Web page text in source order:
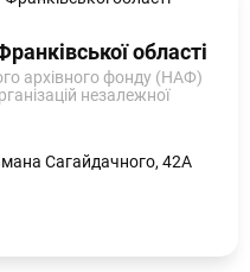
області
архівного фонду (НАФ)
незалежної
Сагайдачного, 42А